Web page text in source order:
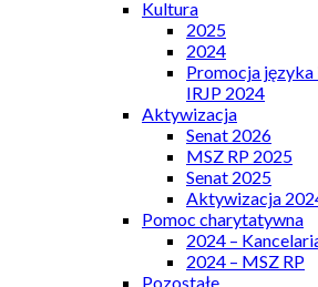
Kultura
2025
2024
Promocja
IRJP 2024
Aktywizacja
Senat 2026
MSZ RP 2025
Senat 2025
Aktywizacja
Pomoc charytatywna
2024 –
2024 – MSZ RP
Pozostałe